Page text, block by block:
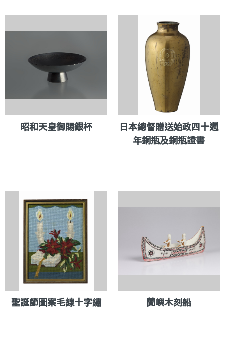
昭和天皇御賜銀杯
日本總督贈送始政四十週
年銅瓶及銅瓶證書
聖誕節圖案毛線十字繡 蘭嶼木刻船